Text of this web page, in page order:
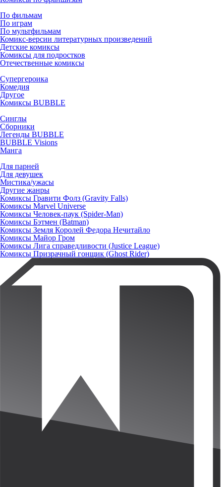
По фильмам
По играм
По мультфильмам
Комикс-версии литературных произведений
Детские комиксы
Комиксы для подростков
Отечественные комиксы
Супергероика
Комедия
Другое
Комиксы BUBBLE
Синглы
Сборники
Легенды BUBBLE
BUBBLE Visions
Манга
Для парней
Для девушек
Мистика/ужасы
Другие жанры
Комиксы Гравити Фолз (Gravity Falls)
Комиксы Marvel Universe
Комиксы Человек-паук (Spider-Man)
Комиксы Бэтмен (Batman)
Комиксы Земля Королей Федора Нечитайло
Комиксы Майор Гром
Комиксы Лига справедливости (Justice League)
Комиксы Призрачный гонщик (Ghost Rider)